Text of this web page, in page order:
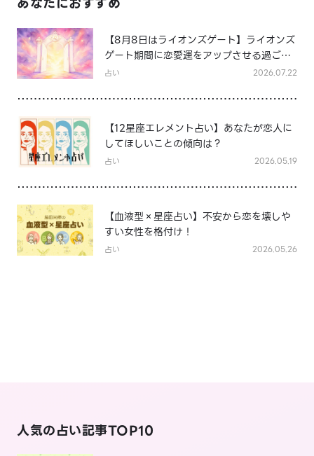
【8月8日はライオンズゲート】ライオンズ
ゲート期間に恋愛運をアップさせる過ごし
方は？
占い 2026.07.22
【12星座エレメント占い】あなたが恋人に
してほしいことの傾向は？
占い 2026.05.19
【血液型×星座占い】不安から恋を壊しや
すい女性を格付け！
占い 2026.05.26
人気の占い記事TOP10